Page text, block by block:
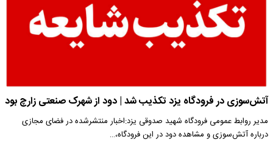
آتش‌سوزی در فرودگاه یزد تکذیب شد | دود از ‌شهرک صنعتی زارچ بود
مدیر روابط عمومی فرودگاه شهید صدوقی یزد:اخبار منتشرشده در فضای مجازی
درباره ‌آتش‌سوزی و مشاهده دود در این فرودگاه،…